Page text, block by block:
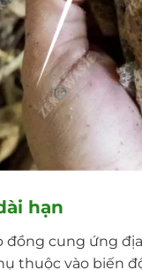
hạn
cung ứng
thuộc vào biến